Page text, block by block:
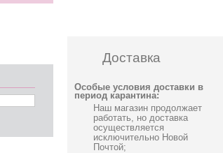
Доставка
Особые условия доставки в
период карантина:
Наш магазин продолжает
работать, но доставка
осуществляется
исключительно Новой
Почтой;